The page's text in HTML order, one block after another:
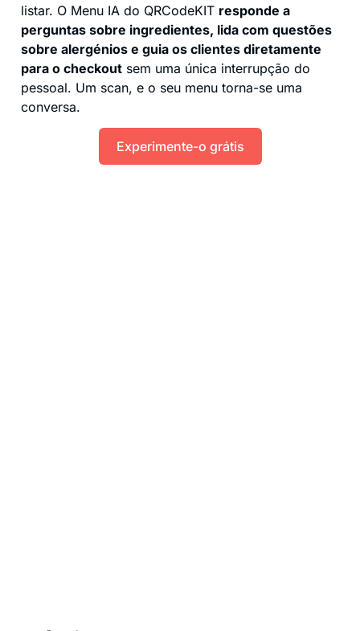
listar. O Menu IA do QRCodeKIT responde a
perguntas sobre ingredientes, lida com questões
sobre alergénios e guia os clientes diretamente
para o checkout sem uma única interrupção do
pessoal. Um scan, e o seu menu torna-se uma
conversa.
Experimente-o grátis